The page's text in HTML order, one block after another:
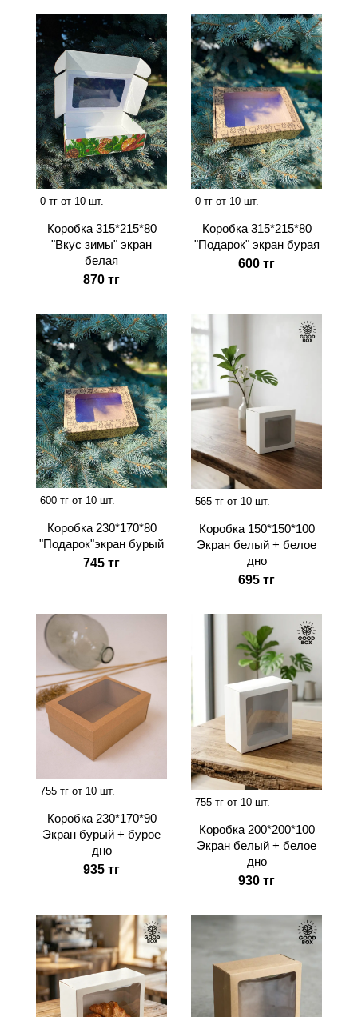
0 тг от 10 шт.
Коробка 315*215*80
"Вкус зимы" экран
белая
870 тг
0 тг от 10 шт.
Коробка 315*215*80
"Подарок" экран бурая
600 тг
600 тг от 10 шт.
Коробка 230*170*80
"Подарок"экран бурый
745 тг
565 тг от 10 шт.
Коробка 150*150*100
Экран белый + белое
дно
695 тг
755 тг от 10 шт.
Коробка 230*170*90
Экран бурый + бурое
дно
935 тг
755 тг от 10 шт.
Коробка 200*200*100
Экран белый + белое
дно
930 тг